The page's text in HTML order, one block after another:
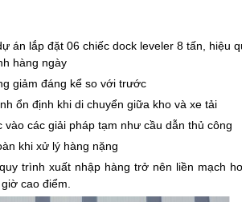
án lắp đặt 06 chiếc dock leveler 8 tấn, hiệu
hàng ngày
giảm đáng kể so với trước
ổn định khi di chuyển giữa kho và xe tải
vào các giải pháp tạm như cầu dẫn thủ công
khi xử lý hàng nặng
trình xuất nhập hàng trở nên liền mạch
cao điểm.